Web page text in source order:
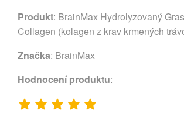
Produkt: BrainMax Hydrolyzovaný
Collagen (kolagen z krav krmených
Značka: BrainMax
Hodnocení produktu: